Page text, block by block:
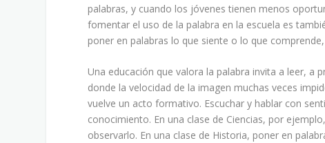
palabras, y cuando los jóvenes tienen menos
fomentar el uso de la palabra en la escuela es
poner en palabras lo que siente o lo que
Una educación que valora la palabra invita a leer, a
donde la velocidad de la imagen muchas veces
vuelve un acto formativo. Escuchar y hablar con
conocimiento. En una clase de Ciencias, por
observarlo. En una clase de Historia, poner en